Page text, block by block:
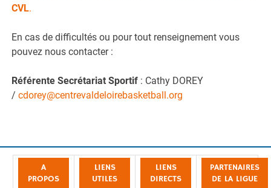
CVL.
En cas de difficultés ou pour tout renseignement vous
pouvez nous contacter :
Référente Secrétariat Sportif : Cathy DOREY
/cdorey@centrevaldeloirebasketball.org
A
PROPOS
LIENS
UTILES
LIENS
DIRECTS
PARTENAIRES
DE LA LIGUE